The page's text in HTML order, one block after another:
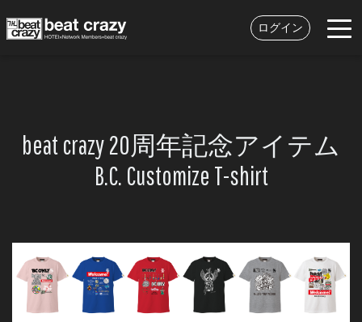
ログイン
beat crazy 20周年記念アイテム
B.C. Customize T-shirt